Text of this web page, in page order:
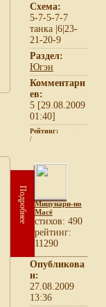
Схема:
5-7-5-7-7
танка |6|23-
21-20-9
Раздел:
Югэн
Комментари
ев:
5 [29.08.2009
01:40]
Рейтинг:
/
Подробнее
Мицунари-но
Масё
cтихов: 490
рейтинг:
11290
Опубликова
н:
27.08.2009
13:36